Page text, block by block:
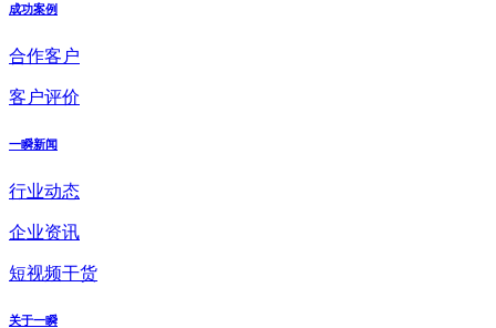
成功案例
合作客户
客户评价
一瞬新闻
行业动态
企业资讯
短视频干货
关于一瞬